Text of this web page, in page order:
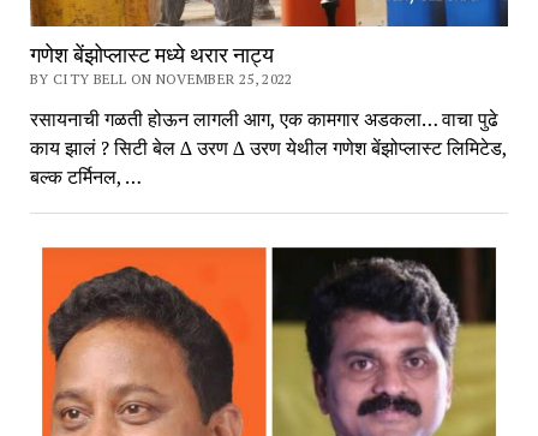
गणेश बेंझोप्लास्ट मध्ये थरार नाट्य
BY CITY BELL ON NOVEMBER 25, 2022
रसायनाची गळती होऊन लागली आग, एक कामगार अडकला… वाचा पुढे
काय झालं ? सिटी बेल ∆ उरण ∆ उरण येथील गणेश बेंझोप्लास्ट लिमिटेड,
बल्क टर्मिनल, …